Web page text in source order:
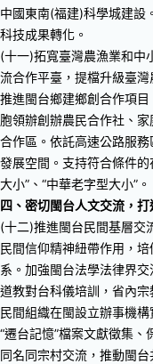
中國東南(福建)科學城建設
科技成果轉化。
(十一)拓寬臺灣農漁業和中
流合作平臺，提檔升級臺
推進閩台鄉建鄉創合作項
胞領辦創辦農民合作社、
合作區。依託高速公路服
發展空間。支持符合條件
大小”、“中華老字型大小”。
四、密切閩台人文交流，
(十二)推進閩台民間基層交
民間信仰精神紐帶作用，
系。加強閩台法學法律界
道教對台科儀培訓，省內
民間組織在閩設立辦事機
“遷台記憶”檔案文獻徵集
同名同宗村交流，推動閩